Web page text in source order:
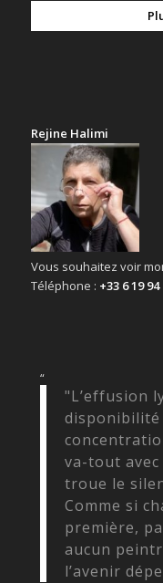
Rejine Halimi
Vous souhaitez voir
Téléphone : +33 6 19 94
“
"L’effusion
disponibilité
va-tout
troue le
Comme si
première,
aucun
l’avenir